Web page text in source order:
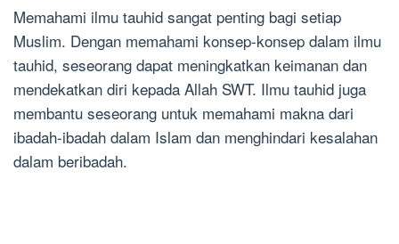
Memahami ilmu tauhid sangat penting bagi setiap
Muslim. Dengan memahami konsep-konsep dalam ilmu
tauhid, seseorang dapat meningkatkan keimanan dan
mendekatkan diri kepada Allah SWT. Ilmu tauhid juga
membantu seseorang untuk memahami makna dari
ibadah-ibadah dalam Islam dan menghindari kesalahan
dalam beribadah.